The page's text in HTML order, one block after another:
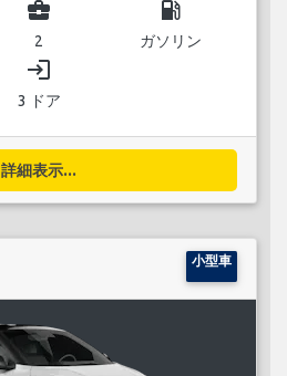
business_center
2
local_gas_station
ガソリン
login
3 ドア
詳細表示...
小型車